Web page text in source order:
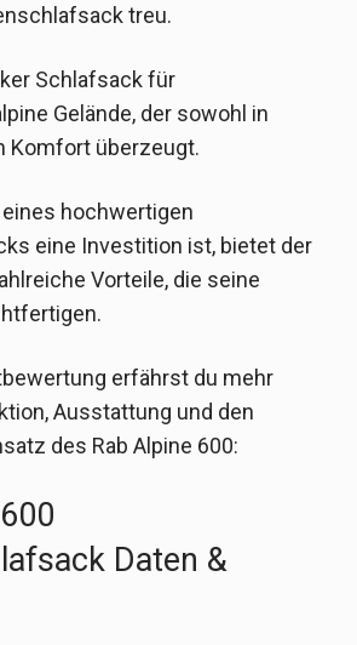
treu.
Schlafsack für
Gelände, der sowohl in
Komfort überzeugt.
hochwertigen
eine Investition ist, bietet der
Vorteile, die seine
erfährst du mehr
Ausstattung und den
des Rab Alpine 600:
Daten &